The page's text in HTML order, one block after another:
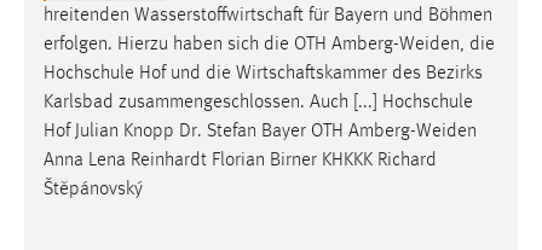
hreitenden Wasserstoffwirtschaft für Bayern und Böhmen
erfolgen. Hierzu haben sich die OTH Amberg-Weiden, die
Hochschule Hof und die Wirtschaftskammer des Bezirks
Karlsbad zusammengeschlossen. Auch [...] Hochschule
Hof Julian Knopp Dr. Stefan Bayer OTH Amberg-Weiden
Anna Lena Reinhardt Florian Birner KHKKK Richard
Štěpánovský